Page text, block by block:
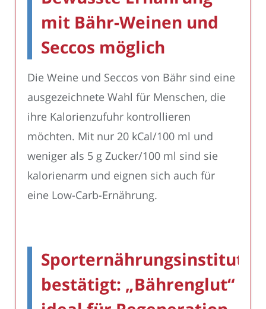
mit Bähr-Weinen und
Seccos möglich
Die Weine und Seccos von Bähr sind eine
ausgezeichnete Wahl für Menschen, die
ihre Kalorienzufuhr kontrollieren
möchten. Mit nur 20 kCal/100 ml und
weniger als 5 g Zucker/100 ml sind sie
kalorienarm und eignen sich auch für
eine Low-Carb-Ernährung.
Sporternährungsinstitut
bestätigt: „Bährenglut“